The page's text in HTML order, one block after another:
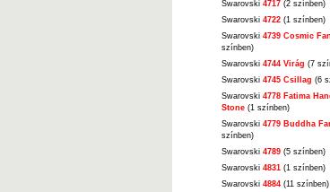
Swarovski 4717 (2 színben)
Swarovski 4722 (1 színben)
Swarovski 4739 Cosmic
színben)
Swarovski 4744 Virág (7
Swarovski 4745 Csillag (6
Swarovski 4778 Fatima
Stone (1 színben)
Swarovski 4779 Buddha
színben)
Swarovski 4789 (5 színben)
Swarovski 4831 (1 színben)
Swarovski 4884 (11 színben)